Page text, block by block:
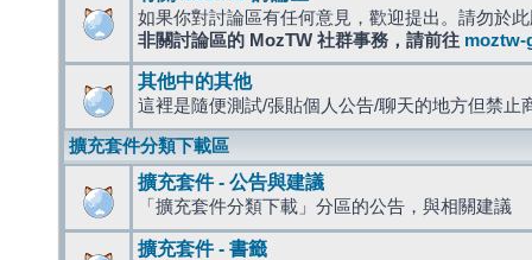
如果你對討論區有任何意見，歡迎提出。請勿於
非關討論區的 MozTW 社群事務，請前往 moztw-
其他中的其他
這裡是隨便測試/張貼個人公告/聊天的地方但禁止
擴充套件分類下載區
擴充套件 - 公告與建議
「擴充套件分類下載」分區的公告，與相關建議
擴充套件 - 書籤